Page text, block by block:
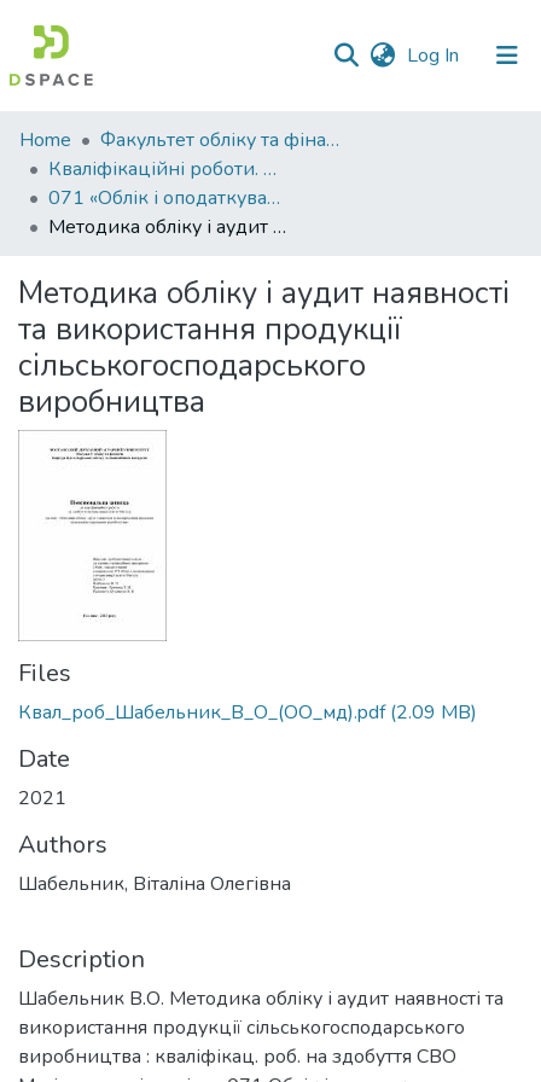
Log In (current)
Communities
&
Collections
All of DSpace
Statistics
Home
Факультет обліку та фінансів
Кваліфікаційні роботи. Факультет обліку та фінансів
071 «Облік і оподаткування» - Магістри 2021-2022
Методика обліку і аудит наявності та використання продукції сільськогосподарського виробництва
Методика обліку і аудит наявності
та використання продукції
сільськогосподарського
виробництва
Files
Квал_роб_Шабельник_В_О_(ОО_мд).pdf(2.09 MB)
Date
2021
Authors
Шабельник, Віталіна Олегівна
Description
Шабельник В.О. Методика обліку і аудит наявності та
використання продукції сільськогосподарського
виробництва : кваліфікац. роб. на здобуття СВО